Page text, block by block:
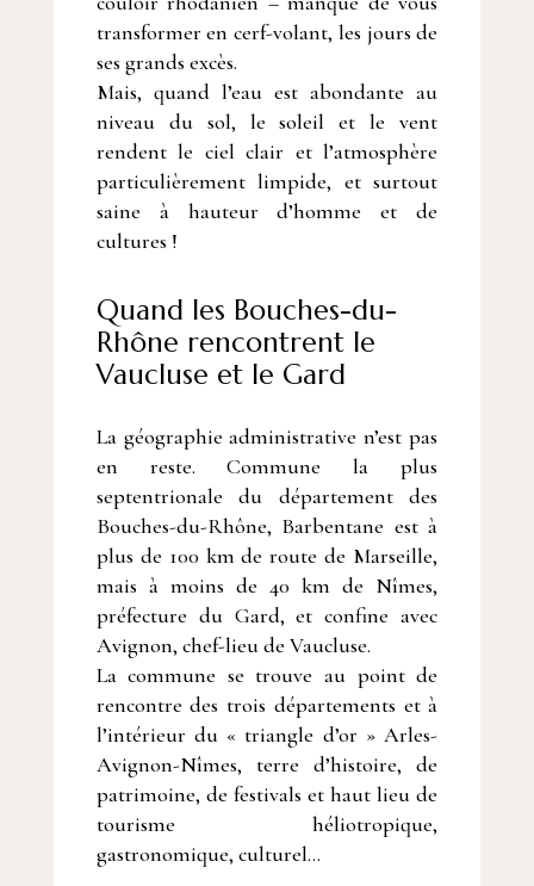
transformer en cerf-volant, les jours de
ses grands excès.
Mais, quand l’eau est abondante au
niveau du sol, le soleil et le vent
rendent le ciel clair et l’atmosphère
particulièrement limpide, et surtout
saine à hauteur d’homme et de
cultures !
Quand les Bouches-du-
Rhône rencontrent le
Vaucluse et le Gard
La géographie administrative n’est pas
en reste. Commune la plus
septentrionale du département des
Bouches-du-Rhône, Barbentane est à
plus de 100 km de route de Marseille,
mais à moins de 40 km de Nîmes,
préfecture du Gard, et confine avec
Avignon, chef-lieu de Vaucluse.
La commune se trouve au point de
rencontre des trois départements et à
l’intérieur du « triangle d’or » Arles-
Avignon-Nîmes, terre d’histoire, de
patrimoine, de festivals et haut lieu de
tourisme héliotropique,
gastronomique, culturel…